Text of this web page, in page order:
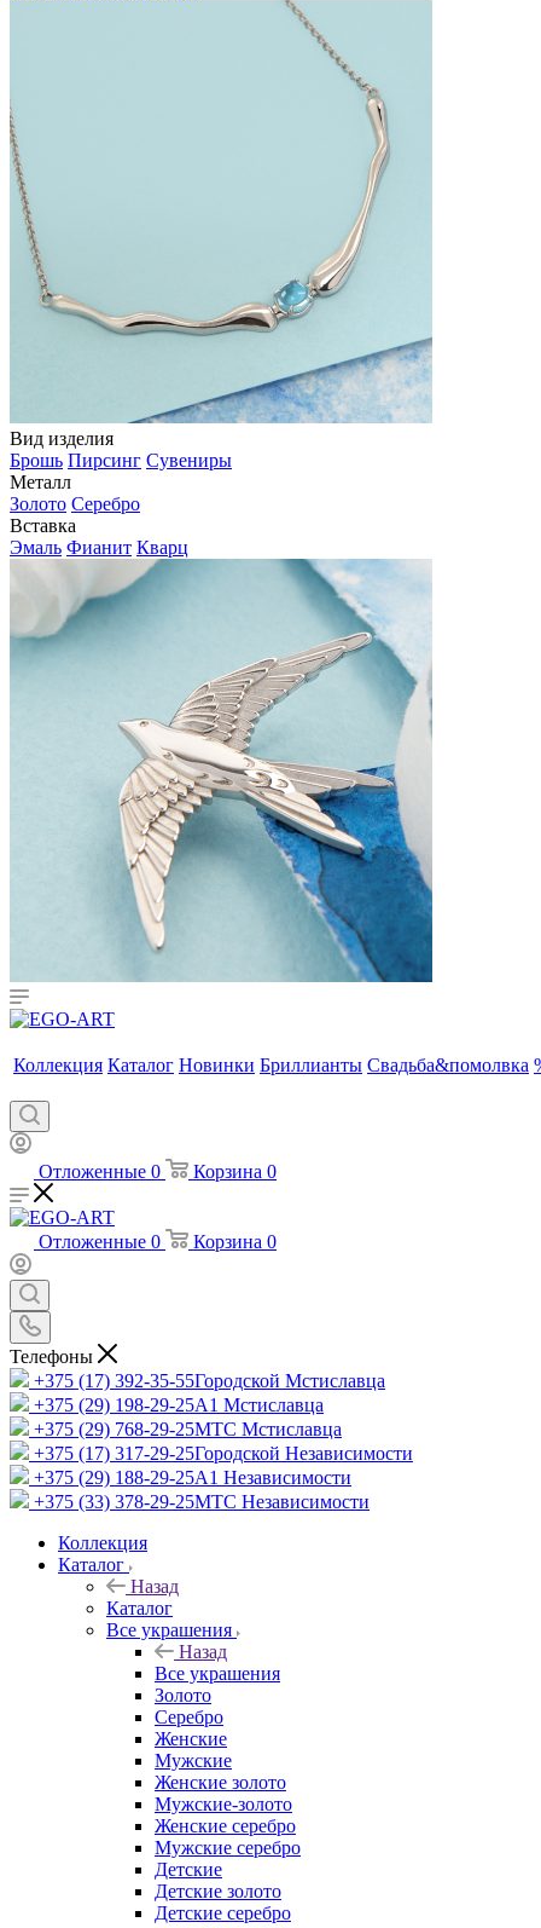
Вид изделия
Брошь Пирсинг Сувениры
Металл
Золото Серебро
Вставка
Эмаль Фианит Кварц
Коллекция Каталог Новинки Бриллианты Свадьба&помолвка
Отложенные 0 Корзина 0
Отложенные 0 Корзина 0
Телефоны
+375 (17) 392-35-55Городской Мстиславца
+375 (29) 198-29-25A1 Мстиславца
+375 (29) 768-29-25МТС Мстиславца
+375 (17) 317-29-25Городской Независимости
+375 (29) 188-29-25A1 Независимости
+375 (33) 378-29-25МТС Независимости
Коллекция
Каталог
Назад
Каталог
Все украшения
Назад
Все украшения
Золото
Серебро
Женские
Мужские
Женские золото
Мужские-золото
Женские серебро
Мужские серебро
Детские
Детские золото
Детские серебро